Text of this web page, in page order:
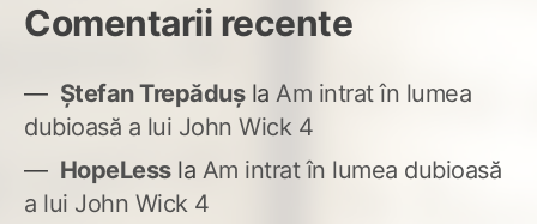
Comentarii recente
Ștefan Trepădușla Am intrat în lumea
dubioasă a lui John Wick 4
HopeLessla Am intrat în lumea dubioasă
a lui John Wick 4